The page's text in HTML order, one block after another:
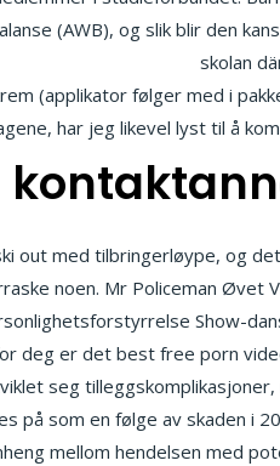
(AWB), og slik blir den
skolan
(applikator følger med i
har jeg likevel lyst til å
out med tilbringerløype, og
noen. Mr Policeman
Show-
deg er det best free porn
seg
på som en følge av skaden i
mellom hendelsen med